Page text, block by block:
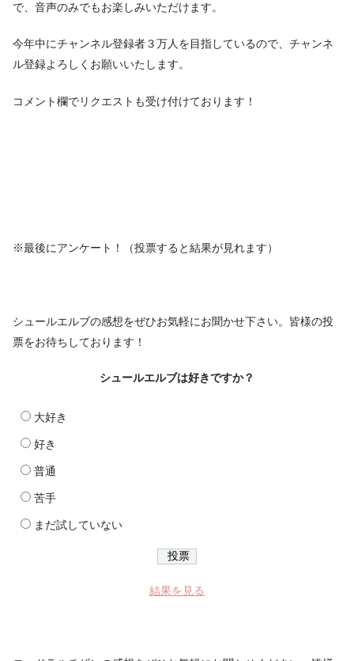
で、音声のみでもお楽しみいただけます。
今年中にチャンネル登録者３万人を目指しているので、チャンネ
ル登録よろしくお願いいたします。
コメント欄でリクエストも受け付けております！
※最後にアンケート！（投票すると結果が見れます）
シュールエルブの感想をぜひお気軽にお聞かせ下さい。皆様の投
票をお待ちしております！
シュールエルブは好きですか？
大好き
好き
普通
苦手
まだ試していない
結果を見る